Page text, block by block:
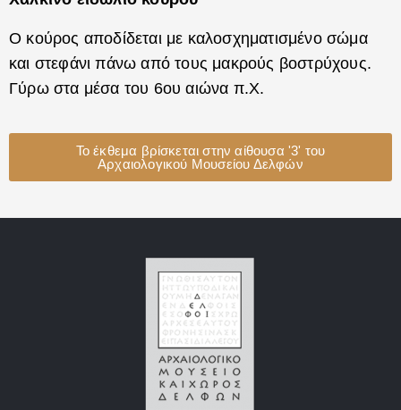
Ο κούρος αποδίδεται με καλοσχηματισμένο σώμα
και στεφάνι πάνω από τους μακρούς βοστρύχους.
Γύρω στα μέσα του 6ου αιώνα π.Χ.
Το έκθεμα βρίσκεται στην αίθουσα '3' του
Αρχαιολογικού Μουσείου Δελφών